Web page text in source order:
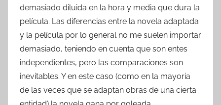
demasiado diluida en la hora y media que dura la
película. Las diferencias entre la novela adaptada
y la película por lo general no me suelen importar
demasiado, teniendo en cuenta que son entes
independientes, pero las comparaciones son
inevitables. Y en este caso (como en la mayoria
de las veces que se adaptan obras de una cierta